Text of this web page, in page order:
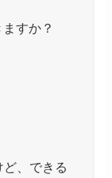
すか？
、できる